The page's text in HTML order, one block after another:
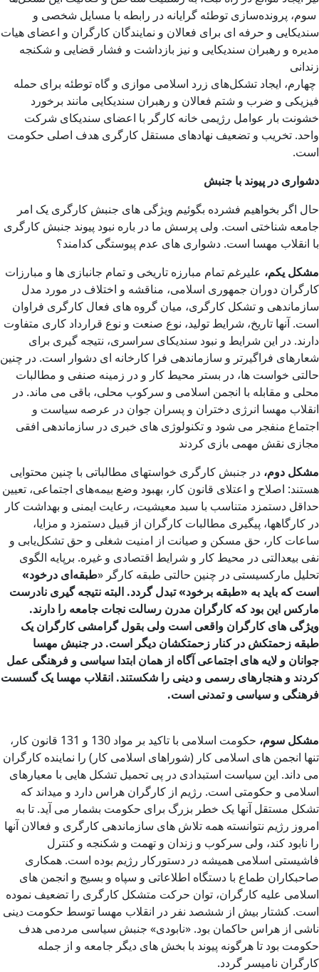
سوم، پرونده‌سازی توطئه گرایانه در رابطه با مسایل شخصی و
سندیکایی و حرفه ای برای فعالان و نمایندگان کارگران و اعضای هیات
مدیره و رهبران سندیکایی و نیز بازداشت و فشار قضایی و شکنجه
زندانی‌
چهارم، ایجاد تشکل‌های زرد اسلامی موازی و گاه توطئه برای حمله
فیزیکی و ضرب و شتم فعالان و رهبران سندیکایی مانند برخورد
خشونت بار عوامل رژیمی خانه کارگر با اعضای سندیکای شرکت
واحد. تخریب و تضعیف نهادهای مستقل کارگری هدف اصلی حکومت
است.
دشواری در پیوند با جنبش
حال اگر بخواهیم فشرده بگوئیم ویژگی های جنبش کارگری یک امر
جامعه شناختی است. ولی پرسش ما در باره نبود پیوند جنبش کارگری
با انقلاب مهسا است. دشواری های عدم پیوستگی کدامند؟
مشکل یکم، علیرغم تمام مبارزه تاریخی و تمام جانبازی ها و مبارزات
کارگران دوران جمهوری اسلامی، مناقشه و اختلاف در مورد مدل
سازماندهی و تشکل کارگری، میان گروه های فعال کارگری فراوان
است. آنها تاریخ، شرایط تولید، نوع صنعت و نوع قرارداد کاری متفاوت
دارند. در این شرایط و نبود سندیکای سراسری، نتیجه گیری برای
شعارهای فراگیرتر و سازماندهی فرا کارخانه ای دشوار است. در چنین
حالتی خواست ها، در بستر محیط کار و در زمینه صنفی و مطالبات
محلی و مقابله با انجمن اسلامی و سرکوب محلی، باقی می ماند. در
انقلاب مهسا انرژی دختران و پسران جوان در عرصه سیاست و
اجتماع منفجر می شود و تکنولوژی های خبری در سازماندهی افقی
مجازی نقش مهمی بازی کردند
مشکل دوم، در جنبش کارگری خواستهای مطالباتی با چنین محتوایی
هستند: اصلاح و اعتلای قانون کار، بهبود وضع بیمه‌های اجتماعی، تعیین
حداقل دستمزد متناسب با سبد معیشیت، رعایت ایمنی و بهداشت کار
در کارگاهها، پیگیری مطالبات کارگران از قبیل دستمزد و مزایا،
ساعات کار، حق مسکن و صیانت از امنیت شغلی و حق تشکل‌یابی و
نفی بیعدالتی در محیط کار و شرایط اقتصادی و غیره. برپایه الگوی
تحلیل مارکسیستی در چنین حالتی طبقه کارگر «طبقه‌ای درخود»
است که باید به «طبقه برخود» تبدل گردد. البته نتیجه گیری نادرست
مارکس این بود که کارگران مدرن رسالت نجات جامعه را دارند.
ویژگی های کارگران واقعی است ولی بقول گرامشی کارگران یک
طبقه زحمتکش در کنار زحمتکشان دیگر است. در جنبش مهسا
جوانان و لایه های اجتماعی آگاه از همان ابتدا سیاسی و فرهنگی عمل
کردند و هنجارهای رسمی و دینی را شکستند. انقلاب مهسا یک گسست
فرهنگی و سیاسی و تمدنی است.
مشکل سوم،
حکومت اسلامی با تاکید بر مواد 130 و 131 قانون کار،
تنها انجمن های اسلامی کار (شوراهای اسلامی کار) را نماینده کارگران
می داند. این سیاست استبدادی در پی تحمیل تشکل هایی با معیارهای
اسلامی و حکومتی است. رژیم از کارگران هراس دارد و میداند که
تشکل مستقل آنها یک خطر بزرگ برای حکومت بشمار می آید. تا به
امروز رژیم نتوانسته همه تلاش های سازماندهی کارگری و فعالان آنها
را نابود کند، ولی سرکوب و زندان و تهمت و شکنجه و کنترل
فاشیستی اسلامی همیشه در دستورکار رژیم بوده است. همکاری
صاحبکاران طماع با دستگاه اطلاعاتی و سپاه و بسیج و انجمن های
اسلامی علیه کارگران، توان حرکت متشکل کارگری را تضعیف نموده
است. کشتار بیش از ششصد نفر در انقلاب مهسا توسط حکومت دینی
ناشی از هراس حاکمان بود. «نابودی» جنبش سیاسی مردمی هدف
حکومت بود تا هرگونه پیوند با بخش های دیگر جامعه و از جمله
کارگران نامیسر گردد.